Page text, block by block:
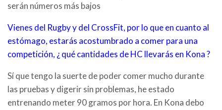
serán números más bajos
Vienes del Rugby y del CrossFit, por lo que en cuanto al
estómago, estarás acostumbrado a comer para una
competición, ¿ qué cantidades de HC llevarás en Kona ?
Sí que tengo la suerte de poder comer mucho durante
las pruebas y digerir sin problemas, he estado
entrenando meter 90 gramos por hora. En Kona debo